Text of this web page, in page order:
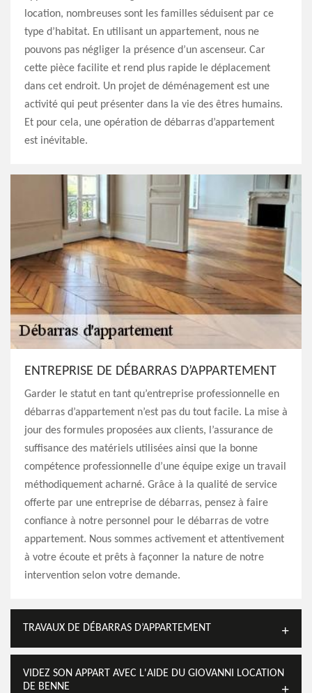
location, nombreuses sont les familles séduisent par ce
type d’habitat. En utilisant un appartement, nous ne
pouvons pas négliger la présence d’un ascenseur. Car
cette pièce facilite et rend plus rapide le déplacement
dans cet endroit. Un projet de déménagement est une
activité qui peut présenter dans la vie des êtres humains.
Et pour cela, une opération de débarras d’appartement
est inévitable.
ENTREPRISE DE DÉBARRAS D’APPARTEMENT
Garder le statut en tant qu’entreprise professionnelle en
débarras d’appartement n’est pas du tout facile. La mise à
jour des formules proposées aux clients, l’assurance de
suffisance des matériels utilisées ainsi que la bonne
compétence professionnelle d’une équipe exige un travail
méthodiquement acharné. Grâce à la qualité de service
offerte par une entreprise de débarras, pensez à faire
confiance à notre personnel pour le débarras de votre
appartement. Nous sommes activement et attentivement
à votre écoute et prêts à façonner la nature de notre
intervention selon votre demande.
TRAVAUX DE DÉBARRAS D’APPARTEMENT
VIDEZ SON APPART AVEC L'AIDE DU GIOVANNI LOCATION
DE BENNE